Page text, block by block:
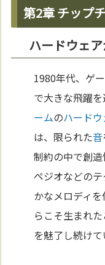
第2章 チップ
ハードウェ
1980年代、ゲ
で大きな飛躍
ームのハード
は、限られた音
制約の中で創
ペジオなどの
かなメロディ
らこそ生まれ
を魅了し続けて